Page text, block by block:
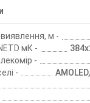
м -
мК -
-
-